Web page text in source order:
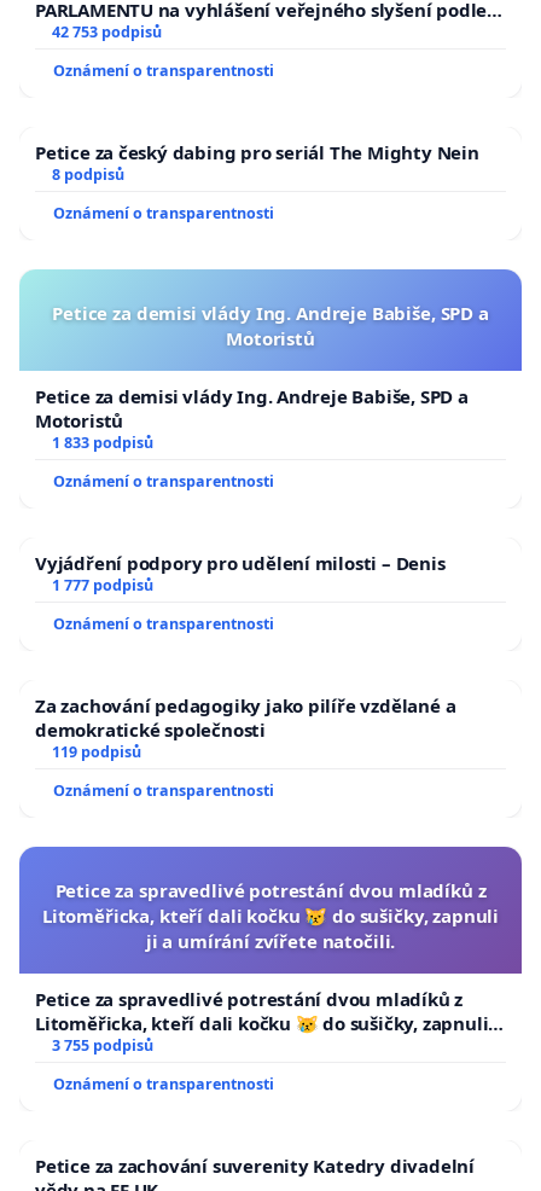
PARLAMENTU na vyhlášení veřejného slyšení podle §
144 jednacího řádu Senátu k návrhu na přijetí
usnesení k podání ústavní žaloby na prezidenta
republiky
42 753 podpisů
Oznámení o transparentnosti
Petice za český dabing pro seriál The Mighty Nein
8 podpisů
Oznámení o transparentnosti
Petice za demisi vlády Ing. Andreje Babiše, SPD a
Motoristů
Petice za demisi vlády Ing. Andreje Babiše, SPD a
Motoristů
1 833 podpisů
Oznámení o transparentnosti
Vyjádření podpory pro udělení milosti – Denis
1 777 podpisů
Oznámení o transparentnosti
Za zachování pedagogiky jako pilíře vzdělané a
demokratické společnosti
119 podpisů
Oznámení o transparentnosti
Petice za spravedlivé potrestání dvou mladíků z
Litoměřicka, kteří dali kočku 😿 do sušičky, zapnuli
ji a umírání zvířete natočili.
Petice za spravedlivé potrestání dvou mladíků z
Litoměřicka, kteří dali kočku 😿 do sušičky, zapnuli ji
a umírání zvířete natočili.
3 755 podpisů
Oznámení o transparentnosti
Petice za zachování suverenity Katedry divadelní